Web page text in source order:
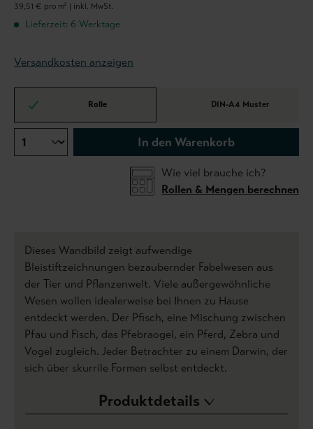
39,51 € pro m² | inkl. MwSt.
Lieferzeit: 6 Werktage
Versandkosten anzeigen
Rolle DIN-A4 Muster
In den Warenkorb
Wie viel brauche ich?
Rollen & Mengen berechnen
Dieses Wandbild zeigt aufwendige
Bleistiftzeichnungen bezaubernder Fabelwesen aus
der Tier und Pflanzenwelt. Viele außergewöhnliche
Wesen wollen idealerweise bei Ihnen zu Hause
entdeckt werden. Der Pfisch, eine Mischung zwischen
Pfau und Fisch, das Pfebraogel, ein Pferd, Zebra und
Vogel zugleich. Jeder Betrachter zu einem Darwin, der
sich über skurrile Formen selbst entdeckt.
Produktdetails